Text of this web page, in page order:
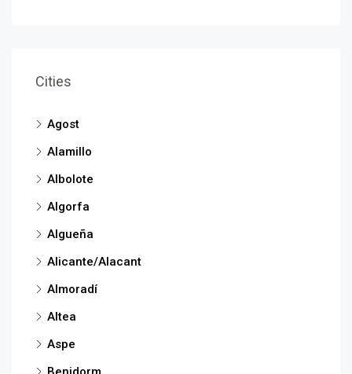
Cities
Agost
Alamillo
Albolote
Algorfa
Algueña
Alicante/Alacant
Almoradí
Altea
Aspe